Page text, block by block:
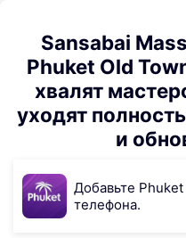
Sansabai
Phuket Old
хвалят
уходят
и
Добавьте Phuket
телефона.